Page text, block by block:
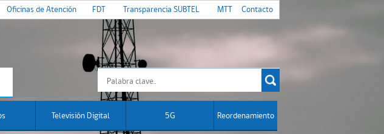
Oficinas de Atención FDT Transparencia SUBTEL MTT Contacto
Televisión Digital 5G Reordenamiento